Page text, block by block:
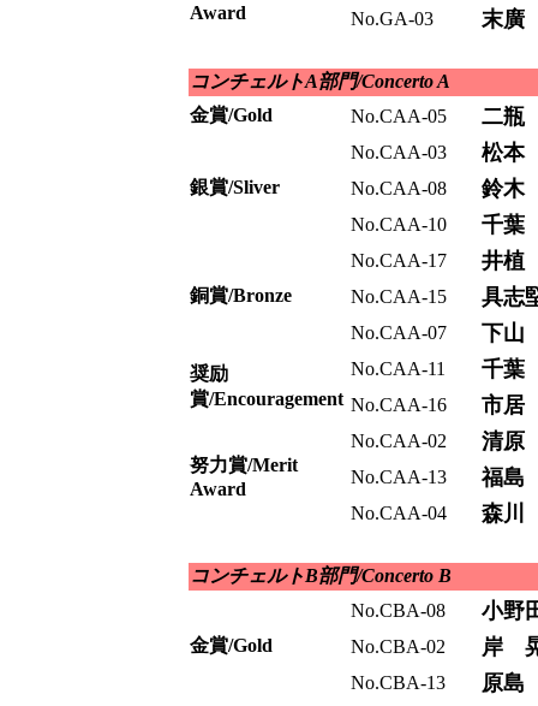
Award
No.GA-03 末廣
コンチェルトA部門/Concerto A
金賞/Gold
No.CAA-05 二瓶
銀賞/Sliver
No.CAA-03 松本
No.CAA-08 鈴木
No.CAA-10 千葉
銅賞/Bronze
No.CAA-17 井植
No.CAA-15 具志
No.CAA-07 下山
奨励
賞/Encouragement
No.CAA-11 千葉
No.CAA-16 市居
努力賞/Merit
Award
No.CAA-02 清原
No.CAA-13 福島
No.CAA-04 森川
コンチェルトB部門/Concerto B
金賞/Gold
No.CBA-08 小野
No.CBA-02 岸
No.CBA-13 原島